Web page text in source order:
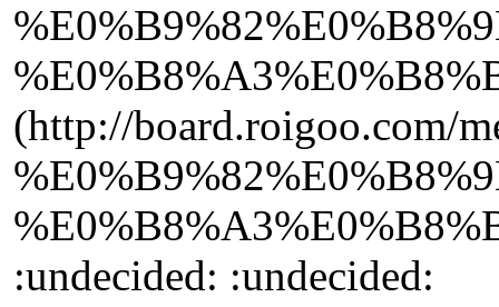
(http://board.roigoo.com/
:undecided: :undecided: